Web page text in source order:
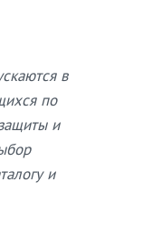
в
по
и
и